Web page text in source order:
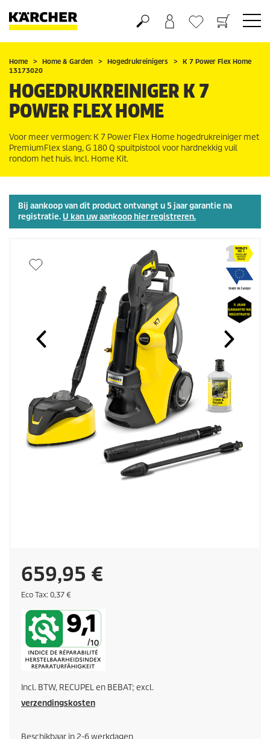
Boodschappenmandje
Verlanglijstje
Home Home & Garden Hogedrukreinigers
K 7 Power Flex Home
13173020
HOGEDRUKREINIGER K 7
POWER FLEX HOME
Voor meer vermogen: K 7 Power Flex Home hogedrukreiniger met
PremiumFlexslang, G 180 Q spuitpistool voor hardnekkig vuil
rondom het huis. Incl. Home Kit.
Bij aankoop van dit product ontvangt u 5 jaar garantie na
registratie.U kan uw aankoop hier registreren.
H
u
i
d
g
659,95 €
E
Eco Tax: 0,37 €
Incl. BTW, RECUPEL en BEBAT; excl.
verzendingskosten
Beschikbaar in 2-6 werkdagen